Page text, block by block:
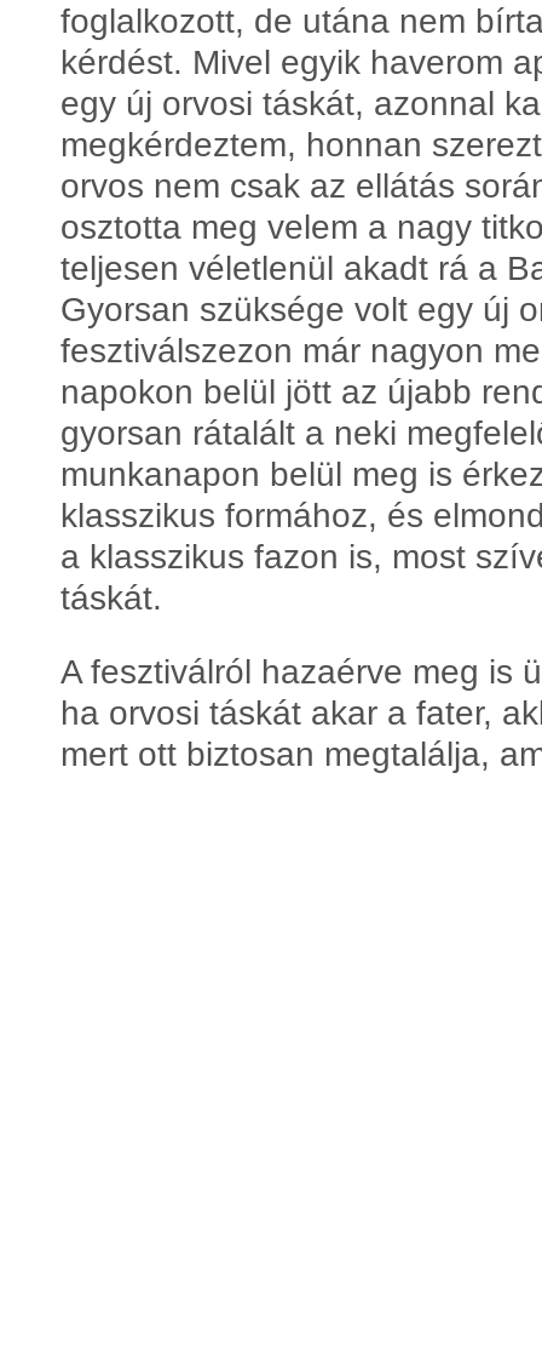
foglalkozott, de utána nem
kérdést. Mivel egyik haverom
egy új orvosi táskát, azonnal
megkérdeztem, honnan
orvos nem csak az ellátás
osztotta meg velem a nagy
teljesen véletlenül akadt rá a
Gyorsan szüksége volt egy új
fesztiválszezon már nagyon
napokon belül jött az újabb
gyorsan rátalált a neki
munkanapon belül meg is
klasszikus formához, és
a klasszikus fazon is, most
táskát.
A fesztiválról hazaérve meg is
ha orvosi táskát akar a fater,
mert ott biztosan megtalálja,